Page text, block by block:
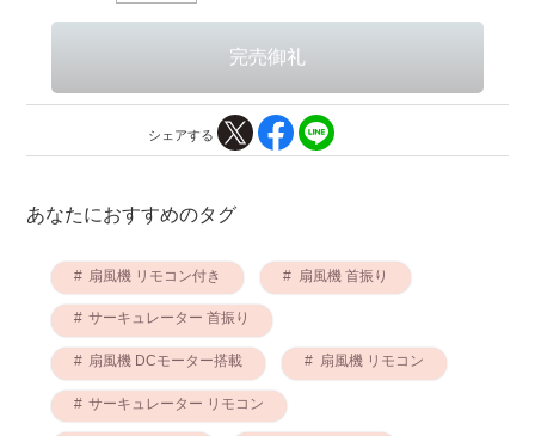
シェアする
あなたにおすすめのタグ
扇風機 リモコン付き 扇風機 首振り
サーキュレーター 首振り
扇風機 DCモーター搭載 扇風機 リモコン
サーキュレーター リモコン